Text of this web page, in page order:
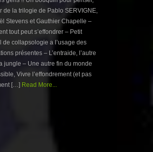
de la trilogie de Pablo SERVIGNE,
Stevens et Gauthier Chapelle –
tout peut s’effondrer – Petit
de collapsologie a l’usage des
présentes – L’entraide, l’autre
jungle – Une autre fin du monde
Vivre l’effondrement (et pas
[…] Read More...